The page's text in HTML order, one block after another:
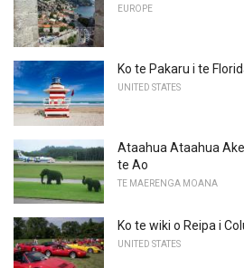
EUROPE
Ko te Pakaru i te
UNITED STATES
Ataahua Ataahua
te Ao
TE MAERENGA MOANA
Ko te wiki o Reipa i
UNITED STATES